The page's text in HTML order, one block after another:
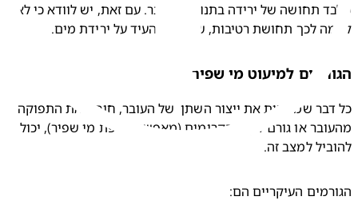
מלבד תחושה של ירידה בתנועת העובר. עם זאת, יש לוודא כי לא
לכך תחושת רטיבות, שיכולה להעיד על ירידת מים.
למיעוט מי שפיר
כל דבר שמפחית את ייצור השתן  של העובר, חוסם את התפוקה
מהעובר או גורם לקרע בקרומים (מאפשר דליפת מי שפיר), יכול
למצב זה.
העיקריים הם: